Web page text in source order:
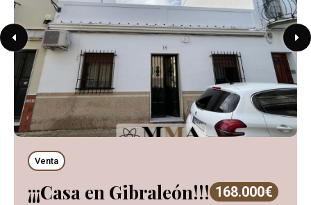
Venta
¡¡¡Casa en Gibraleón!!! 168.000€